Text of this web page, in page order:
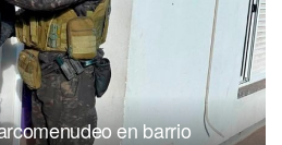
en barrio